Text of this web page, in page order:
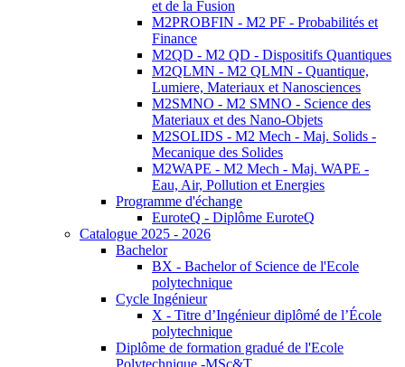
et de la Fusion
M2PROBFIN - M2 PF - Probabilités et
Finance
M2QD - M2 QD - Dispositifs Quantiques
M2QLMN - M2 QLMN - Quantique,
Lumiere, Materiaux et Nanosciences
M2SMNO - M2 SMNO - Science des
Materiaux et des Nano-Objets
M2SOLIDS - M2 Mech - Maj. Solids -
Mecanique des Solides
M2WAPE - M2 Mech - Maj. WAPE -
Eau, Air, Pollution et Energies
Programme d'échange
EuroteQ - Diplôme EuroteQ
Catalogue 2025 - 2026
Bachelor
BX - Bachelor of Science de l'Ecole
polytechnique
Cycle Ingénieur
X - Titre d’Ingénieur diplômé de l’École
polytechnique
Diplôme de formation gradué de l'Ecole
Polytechnique -MSc&T